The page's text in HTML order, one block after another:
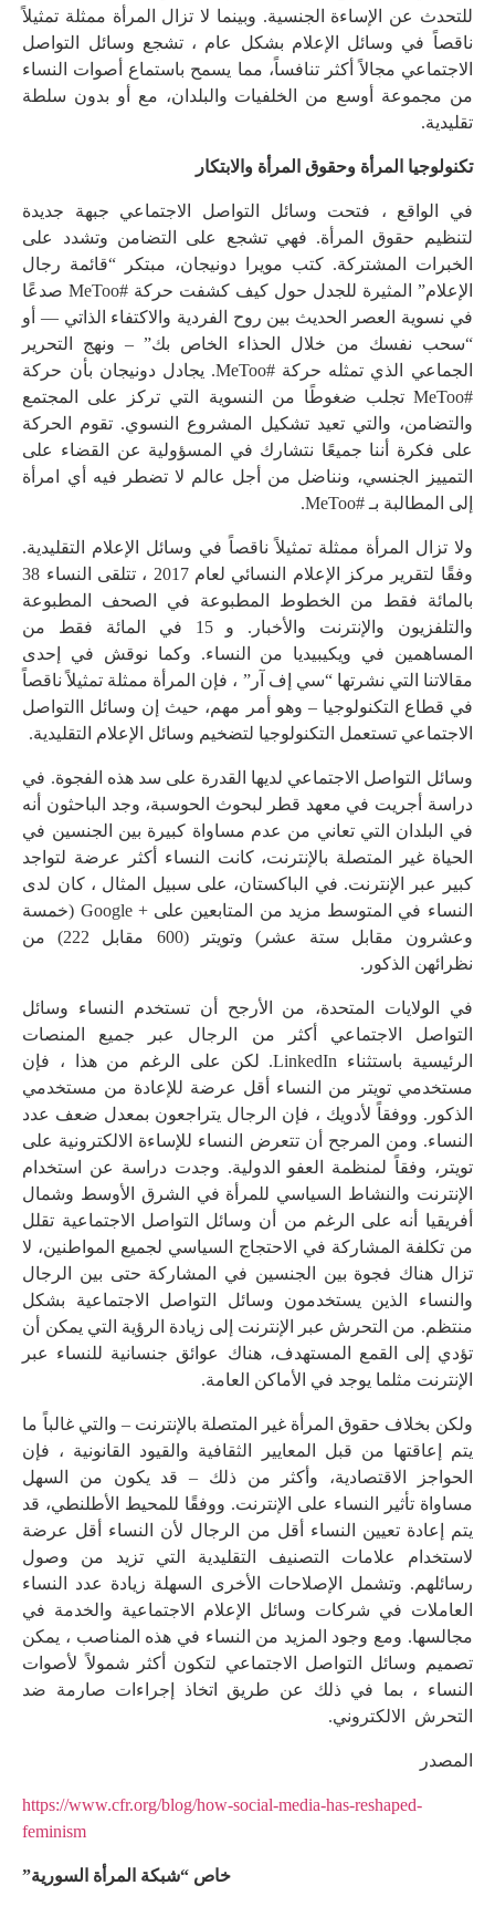
للتحدث عن الإساءة الجنسية. وبينما لا تزال المرأة ممثلة تمثيلاً
ناقصاً في وسائل الإعلام بشكل عام ، تشجع وسائل التواصل
الاجتماعي مجالاً أكثر تنافساً، مما يسمح باستماع أصوات النساء
من مجموعة أوسع من الخلفيات والبلدان، مع أو بدون سلطة
تقليدية.
تكنولوجيا المرأة وحقوق المرأة والابتكار
في الواقع ، فتحت وسائل التواصل الاجتماعي جبهة جديدة
لتنظيم حقوق المرأة. فهي تشجع على التضامن وتشدد على
الخبرات المشتركة. كتب مويرا دونيجان، مبتكر “قائمة رجال
الإعلام” المثيرة للجدل حول كيف كشفت حركة #MeToo صدعًا
في نسوية العصر الحديث بين روح الفردية والاكتفاء الذاتي — أو
“سحب نفسك من خلال الحذاء الخاص بك” – ونهج التحرير
الجماعي الذي تمثله حركة #MeToo. يجادل دونيجان بأن حركة
#MeToo تجلب ضغوطًا من النسوية التي تركز على المجتمع
والتضامن، والتي تعيد تشكيل المشروع النسوي. تقوم الحركة
على فكرة أننا جميعًا نتشارك في المسؤولية عن القضاء على
التمييز الجنسي، ونناضل من أجل عالم لا تضطر فيه أي امرأة
إلى المطالبة بـ #MeToo.
ولا تزال المرأة ممثلة تمثيلاً ناقصاً في وسائل الإعلام التقليدية.
وفقًا لتقرير مركز الإعلام النسائي لعام 2017 ، تتلقى النساء 38
بالمائة فقط من الخطوط المطبوعة في الصحف المطبوعة
والتلفزيون والإنترنت والأخبار. و 15 في المائة فقط من
المساهمين في ويكيبيديا من النساء. وكما نوقش في إحدى
مقالاتنا التي نشرتها “سي إف آر” ، فإن المرأة ممثلة تمثيلاً ناقصاً
في قطاع التكنولوجيا – وهو أمر مهم، حيث إن وسائل االتواصل
الاجتماعي تستعمل التكنولوجيا لتضخيم وسائل الإعلام التقليدية.
وسائل التواصل الاجتماعي لديها القدرة على سد هذه الفجوة. في
دراسة أجريت في معهد قطر لبحوث الحوسبة، وجد الباحثون أنه
في البلدان التي تعاني من عدم مساواة كبيرة بين الجنسين في
الحياة غير المتصلة بالإنترنت، كانت النساء أكثر عرضة لتواجد
كبير عبر الإنترنت. في الباكستان، على سبيل المثال ، كان لدى
النساء في المتوسط ​​مزيد من المتابعين على + Google (خمسة
وعشرون مقابل ستة عشر) وتويتر (600 مقابل 222) من
نظرائهن الذكور.
في الولايات المتحدة، من الأرجح أن تستخدم النساء وسائل
التواصل الاجتماعي أكثر من الرجال عبر جميع المنصات
الرئيسية باستثناء LinkedIn. لكن على الرغم من هذا ، فإن
مستخدمي تويتر من النساء أقل عرضة للإعادة من مستخدمي
الذكور. ووفقاً لأدويك ، فإن الرجال يتراجعون بمعدل ضعف عدد
النساء. ومن المرجح أن تتعرض النساء للإساءة الالكترونية على
تويتر، وفقاً لمنظمة العفو الدولية. وجدت دراسة عن استخدام
الإنترنت والنشاط السياسي للمرأة في الشرق الأوسط وشمال
أفريقيا أنه على الرغم من أن وسائل التواصل الاجتماعية تقلل
من تكلفة المشاركة في الاحتجاج السياسي لجميع المواطنين، لا
تزال هناك فجوة بين الجنسين في المشاركة حتى بين الرجال
والنساء الذين يستخدمون وسائل التواصل الاجتماعية بشكل
منتظم. من التحرش عبر الإنترنت إلى زيادة الرؤية التي يمكن أن
تؤدي إلى القمع المستهدف، هناك عوائق جنسانية للنساء عبر
الإنترنت مثلما يوجد في الأماكن العامة.
ولكن بخلاف حقوق المرأة غير المتصلة بالإنترنت – والتي غالباً ما
يتم إعاقتها من قبل المعايير الثقافية والقيود القانونية ، فإن
الحواجز الاقتصادية، وأكثر من ذلك – قد يكون من السهل
مساواة تأثير النساء على الإنترنت. ووفقًا للمحيط الأطلنطي، قد
يتم إعادة تعيين النساء أقل من الرجال لأن النساء أقل عرضة
لاستخدام علامات التصنيف التقليدية التي تزيد من وصول
رسائلهم. وتشمل الإصلاحات الأخرى السهلة زيادة عدد النساء
العاملات في شركات وسائل الإعلام الاجتماعية والخدمة في
مجالسها. ومع وجود المزيد من النساء في هذه المناصب ، يمكن
تصميم وسائل التواصل الاجتماعي لتكون أكثر شمولاً لأصوات
النساء ، بما في ذلك عن طريق اتخاذ إجراءات صارمة ضد
التحرش الالكتروني.
المصدر
https://www.cfr.org/blog/how-social-media-has-reshaped-
feminism
خاص “شبكة المرأة السورية”